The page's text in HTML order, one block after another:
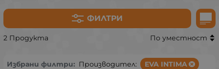
ФИЛТРИ
2 Продукта По уместност
Избрани филтри: Производител: EVA INTIMA